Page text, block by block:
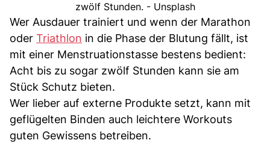
zwölf Stunden. - Unsplash
Wer Ausdauer trainiert und wenn der Marathon
oder Triathlon in die Phase der Blutung fällt, ist
mit einer Menstruationstasse bestens bedient:
Acht bis zu sogar zwölf Stunden kann sie am
Stück Schutz bieten.
Wer lieber auf externe Produkte setzt, kann mit
geflügelten Binden auch leichtere Workouts
guten Gewissens betreiben.